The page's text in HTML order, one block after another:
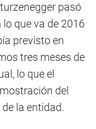
pasó
que va de 2016
previsto en
tres meses de
lo que el
del
la entidad.